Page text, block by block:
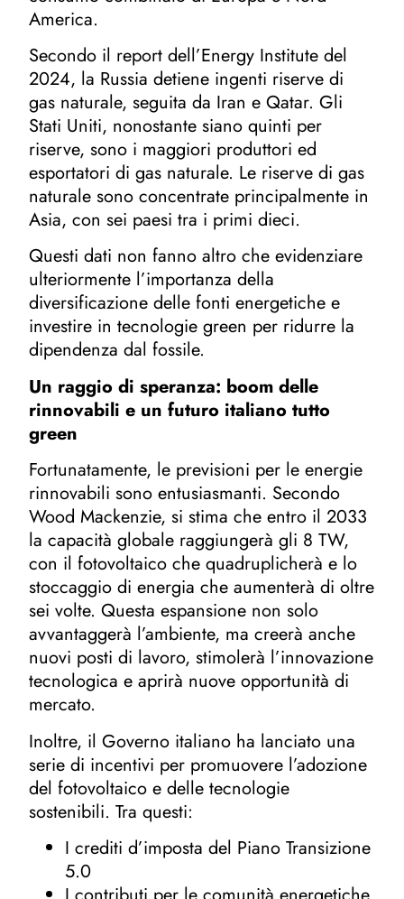
America.
Secondo il report dell’Energy Institute del
2024, la Russia detiene ingenti riserve di
gas naturale, seguita da Iran e Qatar. Gli
Stati Uniti, nonostante siano quinti per
riserve, sono i maggiori produttori ed
esportatori di gas naturale. Le riserve di gas
naturale sono concentrate principalmente in
Asia, con sei paesi tra i primi dieci.
Questi dati non fanno altro che evidenziare
ulteriormente l’importanza della
diversificazione delle fonti energetiche e
investire in tecnologie green per ridurre la
dipendenza dal fossile.
Un raggio di speranza: boom delle
rinnovabili e un futuro italiano tutto
green
Fortunatamente, le previsioni per le energie
rinnovabili sono entusiasmanti. Secondo
Wood Mackenzie, si stima che entro il 2033
la capacità globale raggiungerà gli 8 TW,
con il fotovoltaico che quadruplicherà e lo
stoccaggio di energia che aumenterà di oltre
sei volte. Questa espansione non solo
avvantaggerà l’ambiente, ma creerà anche
nuovi posti di lavoro, stimolerà l’innovazione
tecnologica e aprirà nuove opportunità di
mercato.
Inoltre, il Governo italiano ha lanciato una
serie di incentivi per promuovere l’adozione
del fotovoltaico e delle tecnologie
sostenibili. Tra questi:
I crediti d’imposta del Piano Transizione
5.0